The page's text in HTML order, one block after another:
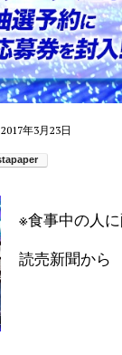
2017年3月23日
※食事中の人
読売新聞から